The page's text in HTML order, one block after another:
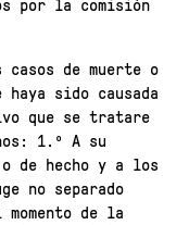
por la comisión
de muerte o
haya sido causada
que se tratare
1.º A su
o de hecho y a los
no separado
de la